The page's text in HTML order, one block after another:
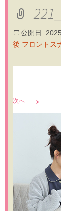
公開日:
後 フロントス
次へ →